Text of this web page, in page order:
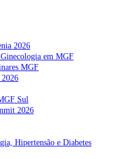
de que precisa?
na 79.ª World Health
formação internacional
de Agosto, 2026
Pacto Estratégico para a
2026
em MGF
MGF
Sul
2026
Hipertensão e Diabetes